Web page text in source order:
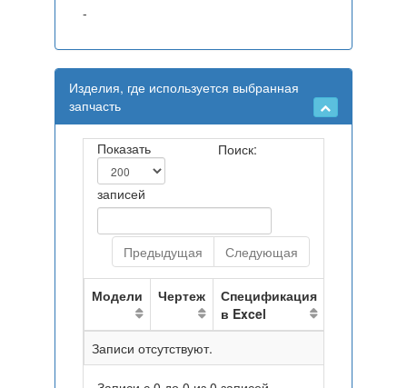
-
Изделия, где используется выбранная
запчасть
Показать
записей
Поиск:
Предыдущая Следующая
Модели Чертеж
Спецификация
в Excel
Записи отсутствуют.